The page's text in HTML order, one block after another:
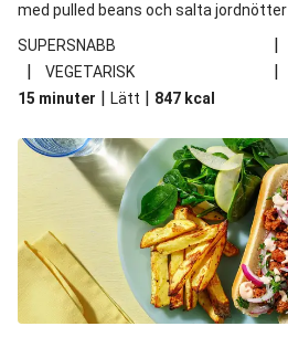
med pulled beans och salta jordnötter
SUPERSNABB
|
| VEGETARISK |
15 minuter | Lätt | 847 kcal